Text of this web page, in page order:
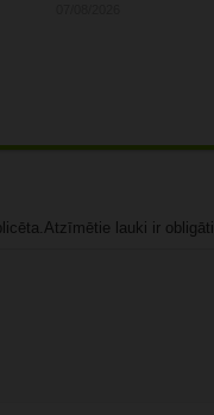
lauki ir obligāti